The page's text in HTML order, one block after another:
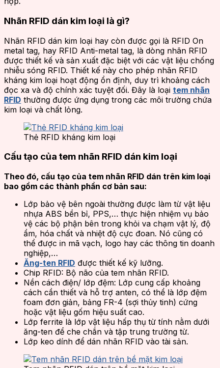
Nhãn RFID dán kim loại là gì?
Nhãn RFID dán kim loại hay còn được gọi là RFID On
metal tag, hay RFID Anti-metal tag, là dòng nhãn RFID
được thiết kế và sản xuất đặc biệt với các vật liệu chống
nhiễu sóng RFID. Thiết kế này cho phép nhãn RFID
kháng kim loại hoạt động ổn định, duy trì khoảng cách
đọc xa và độ chính xác tuyệt đối. Đây là loại tem nhãn
RFID thường được ứng dụng trong các môi trường chứa
kim loại và chất lỏng.
Thẻ RFID kháng kim loại
Cấu tạo của tem nhãn RFID dán kim loại
Theo đó, cấu tạo của tem nhãn RFID dán trên kim loại
bao gồm các thành phần cơ bản sau:
Lớp bảo vệ bên ngoài thường được làm từ vật liệu
nhựa ABS bền bỉ, PPS,… thực hiện nhiệm vụ bảo
vệ các bộ phận bên trong khỏi va chạm vật lý, độ
ẩm, hóa chất và nhiệt độ cực đoan. Nó cũng có
thể được in mã vạch, logo hay các thông tin doanh
nghiệp,…
Ăng-ten RFID được thiết kế kỹ lưỡng.
Chip RFID: Bộ não của tem nhãn RFID.
Nền cách điện/ lớp đệm: Lớp cung cấp khoảng
cách cần thiết và hỗ trợ anten, có thể là lớp đệm
foam đơn giản, bảng FR-4 (sợi thủy tinh) cứng
hoặc vật liệu gốm hiệu suất cao.
Lớp ferrite là lớp vật liệu hấp thụ từ tính nằm dưới
ăng-ten để che chắn và tập trung trường từ.
Lớp keo dính để dán nhãn RFID vào tài sản.